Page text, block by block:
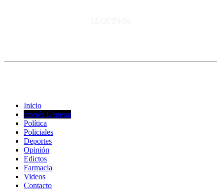
Inicio
Interés General
Política
Policiales
Deportes
Opinión
Edictos
Farmacia
Videos
Contacto